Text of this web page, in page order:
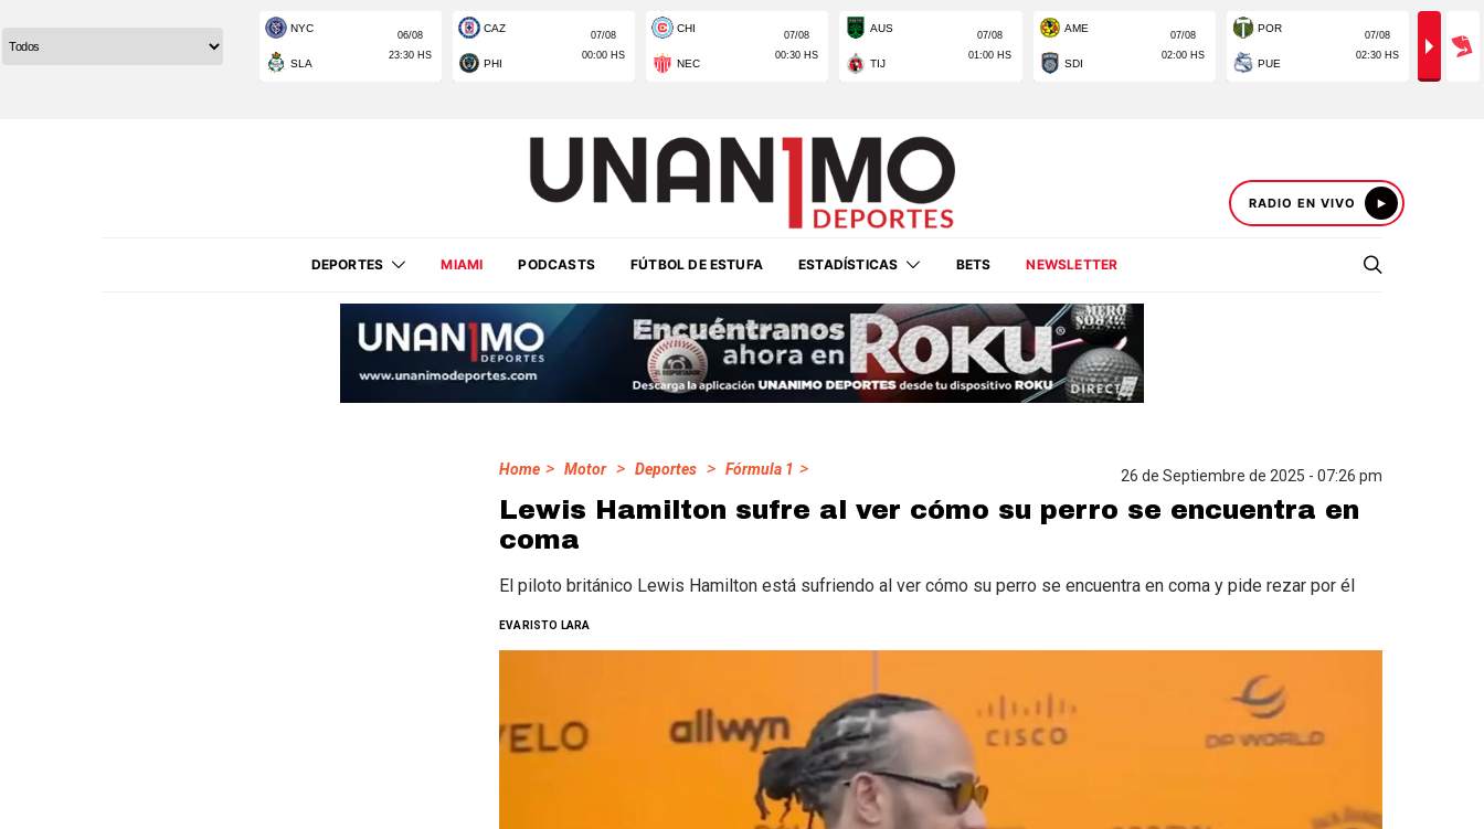
RADIO EN VIVO
DEPORTES MIAMI PODCASTS FÚTBOL DE ESTUFA ESTADÍSTICAS BETS NEWSLETTER
Home > Motor > Deportes > Fórmula 1 > 26 de Septiembre de 2025 - 07:26 pm
Lewis Hamilton sufre al ver cómo su perro se encuentra en
coma
El piloto británico Lewis Hamilton está sufriendo al ver cómo su perro se encuentra en coma y pide rezar por él
EVARISTO LARA